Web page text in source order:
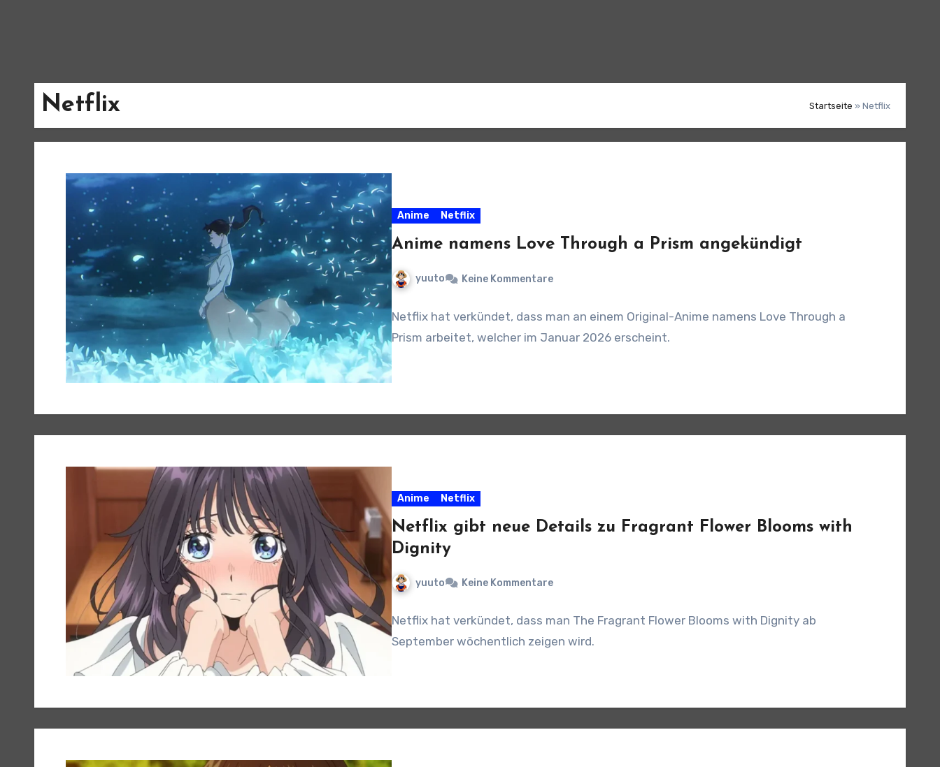
Netflix Startseite » Netflix
Anime Netflix
Anime namens Love Through a Prism angekündigt
yuuto Keine Kommentare
Netflix hat verkündet, dass man an einem Original-Anime namens Love Through a
Prism arbeitet, welcher im Januar 2026 erscheint.
Anime Netflix
Netflix gibt neue Details zu Fragrant Flower Blooms with
Dignity
yuuto Keine Kommentare
Netflix hat verkündet, dass man The Fragrant Flower Blooms with Dignity ab
September wöchentlich zeigen wird.